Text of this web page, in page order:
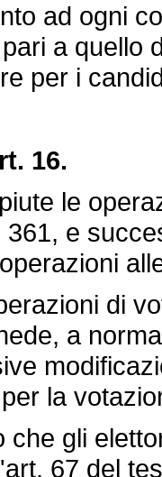
ad ogni
a quello
per i
16.
le
361, e
di
a
la
gli
67 del